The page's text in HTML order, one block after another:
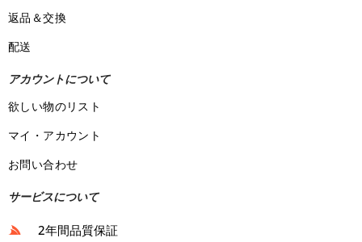
返品＆交換
配送
アカウントについて
欲しい物のリスト
マイ・アカウント
お問い合わせ
サービスについて
2年間品質保証